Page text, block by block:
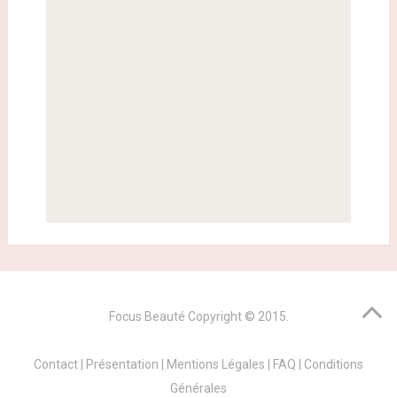
Focus Beauté Copyright © 2015.
Contact Présentation Mentions Légales FAQ
Conditions
Générales